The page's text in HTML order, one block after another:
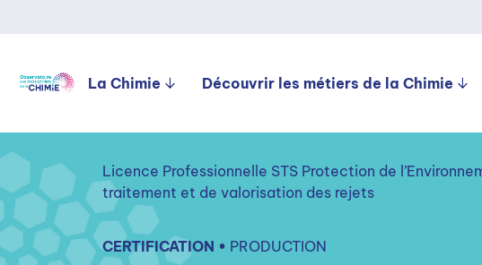
La Chimie Découvrir les métiers de la Chimie
Licence Professionnelle STS Protection de
traitement et de valorisation des rejets
CERTIFICATION • PRODUCTION